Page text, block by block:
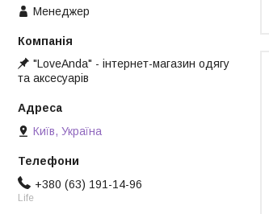
Менеджер
"LoveAnda" - інтернет-магазин одягу
та аксесуарів
Київ, Україна
+380 (63) 191-14-96
Life